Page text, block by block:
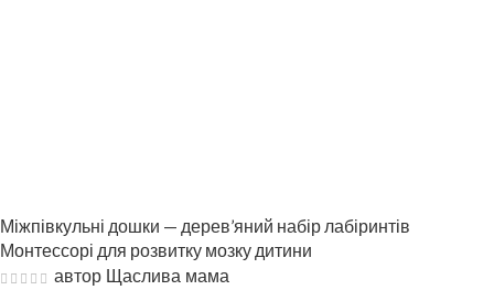
Міжпівкульні дошки — дерев’яний набір лабіринтів
Монтессорі для розвитку мозку дитини
автор Щаслива мама